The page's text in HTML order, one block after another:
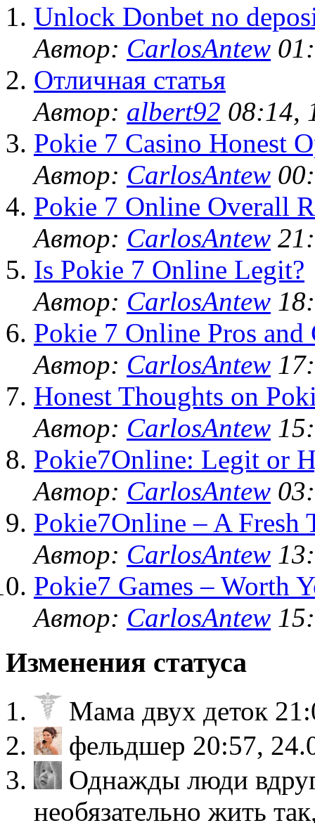
Unlock Donbet no
Автор: CarlosAntew
Отличная статья
Автор: albert92 08:14,
Pokie 7 Casino Honest
Автор: CarlosAntew
Pokie 7 Online Overall
Автор: CarlosAntew
Is Pokie 7 Online Legit?
Автор: CarlosAntew
Pokie 7 Online Pros and
Автор: CarlosAntew
Honest Thoughts on
Автор: CarlosAntew
Pokie7Online: Legit or
Автор: CarlosAntew
Pokie7Online – A Fresh
Автор: CarlosAntew
Pokie7 Games – Worth
Автор: CarlosAntew
Изменения статуса
Мама двух деток
фельдшер 20:57,
Однажды люди
необязательно жить